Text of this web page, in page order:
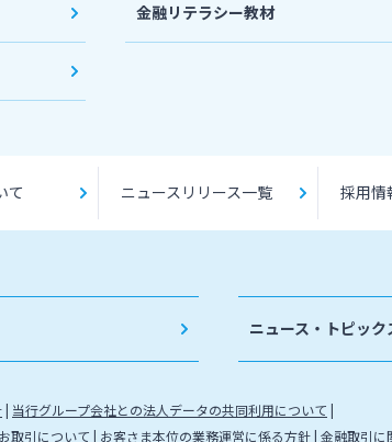
金融リテラシー教材
て ニュースリリース一覧 採用情
ニュース・トピック
当行グループ会社との法人データの共同利用について
取引について お客さま本位の業務運営に係る方針 金融取引に